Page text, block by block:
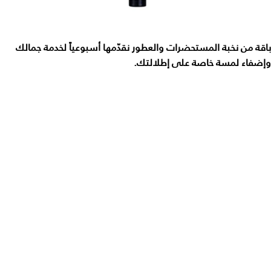
باقة من نخبة المستحضرات والعطور نقدّمها أسبوعياً لخدمة جمالك
وإضفاء لمسة خاصة على إطلالتك.